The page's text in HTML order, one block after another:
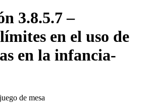
3.8.5.7 –
en el uso de
en la infancia-